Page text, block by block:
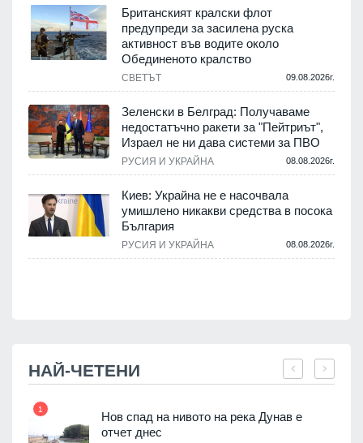
Британският кралски флот
предупреди за засилена руска
активност във водите около
Обединеното кралство
СВЕТЪТ 09.08.2026г.
Зеленски в Белград: Получаваме
недостатъчно ракети за "Пейтриът",
Израел не ни дава системи за ПВО
РУСИЯ И УКРАЙНА 08.08.2026г.
Киев: Украйна не е насочвала
умишлено никакви средства в посока
България
РУСИЯ И УКРАЙНА 08.08.2026г.
НАЙ-ЧЕТЕНИ
1
Нов спад на нивото на река Дунав е
отчет днес